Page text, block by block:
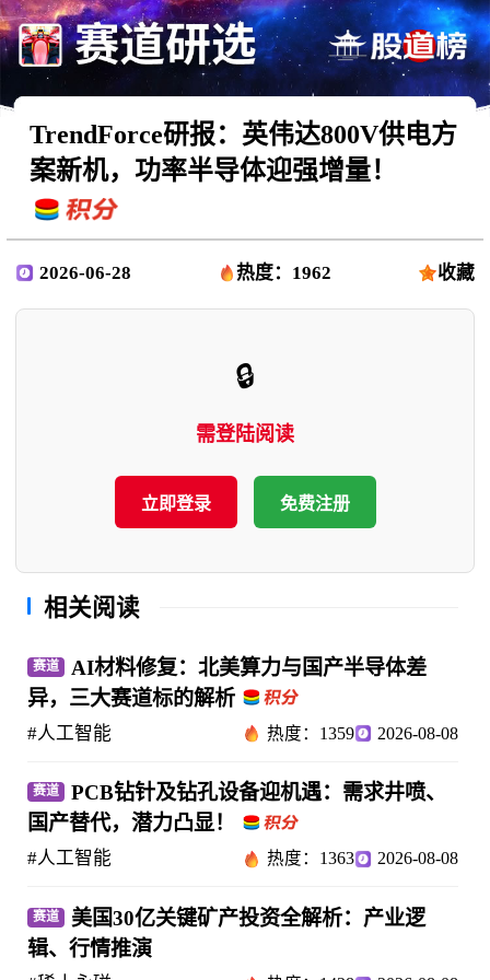
TrendForce研报：英伟达800V供电方
案新机，功率半导体迎强增量！
2026-06-28 热度：1962 收藏
🔒
需登陆阅读
立即登录 免费注册
相关阅读
赛道
AI材料修复：北美算力与国产半导体差
异，三大赛道标的解析
#人工智能 热度：1359 2026-08-08
赛道
PCB钻针及钻孔设备迎机遇：需求井喷、
国产替代，潜力凸显！
#人工智能 热度：1363 2026-08-08
赛道
美国30亿关键矿产投资全解析：产业逻
辑、行情推演